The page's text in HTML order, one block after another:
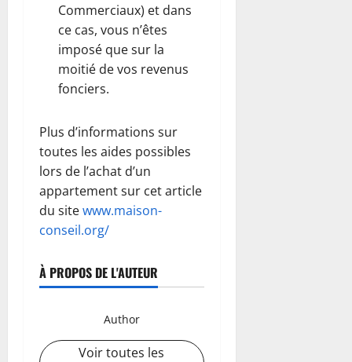
Commerciaux) et dans
ce cas, vous n’êtes
imposé que sur la
moitié de vos revenus
fonciers.
Plus d’informations sur
toutes les aides possibles
lors de l’achat d’un
appartement sur cet article
du sitewww.maison-
conseil.org/
À PROPOS DE L'AUTEUR
Author
Voir toutes les